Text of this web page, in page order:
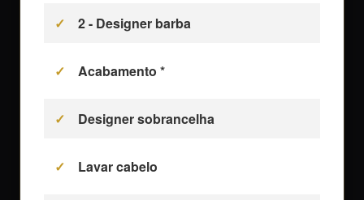
2 - Designer barba
Acabamento *
Designer sobrancelha
Lavar cabelo